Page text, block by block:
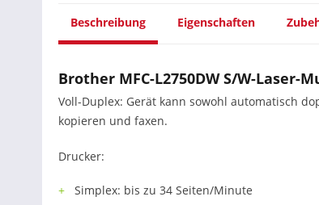
Beschreibung Eigenschaften
Brother MFC-L2750DW S/W-
Voll-Duplex: Gerät kann sowohl automatisch
kopieren und faxen.
Drucker:
Simplex: bis zu 34 Seiten/Minute